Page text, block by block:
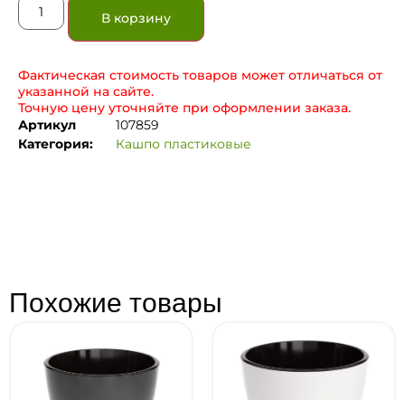
В корзину
Фактическая стоимость товаров может отличаться от
указанной на сайте.
Точную цену уточняйте при оформлении заказа.
Артикул
107859
Категория:
Кашпо пластиковые
Похожие товары